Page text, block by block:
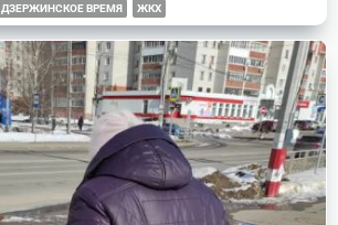
ДЗЕРЖИНСКОЕ ВРЕМЯ ЖКХ